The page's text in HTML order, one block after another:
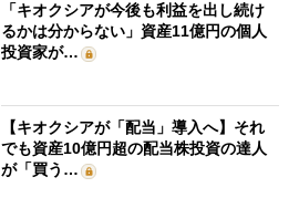
「キオクシアが今後も利益を出し続け
るかは分からない」資産11億円の個人
投資家が…
【キオクシアが「配当」導入へ】それ
でも資産10億円超の配当株投資の達人
が「買う…